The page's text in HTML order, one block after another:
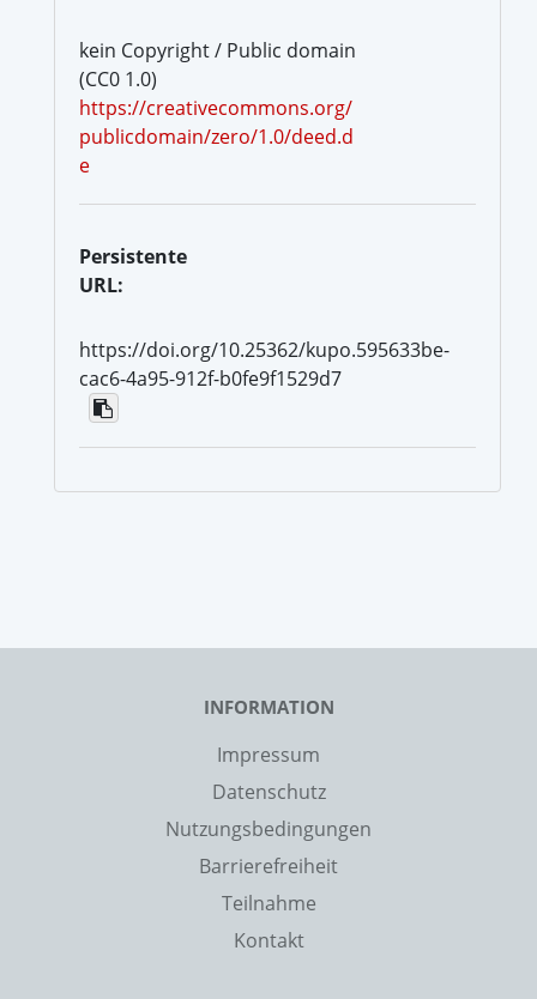
kein Copyright / Public domain
(CC0 1.0)
https://creativecommons.org/
publicdomain/zero/1.0/deed.d
e
Persistente
URL:
https://doi.org/10.25362/kupo.595633be-
cac6-4a95-912f-b0fe9f1529d7
INFORMATION
Impressum
Datenschutz
Nutzungsbedingungen
Barrierefreiheit
Teilnahme
Kontakt